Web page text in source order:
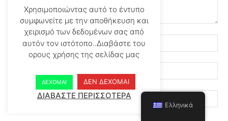
Χρησιμοποιώντας αυτό το έντυπο
συμφωνείτε με την αποθήκευση και
χειρισμό των δεδομένων σας από
αυτόν τον ιστότοπο..Διαβάστε του
ορους χρήσης της σελίδας μας
ΔΕΧΟΜΑΙ ΔΕΝ ΔΕΧΟΜΑΙ
ΔΙΑΒΑΣΤΕ ΠΕΡΙΣΣΟΤΕΡΑ
Ελληνικά